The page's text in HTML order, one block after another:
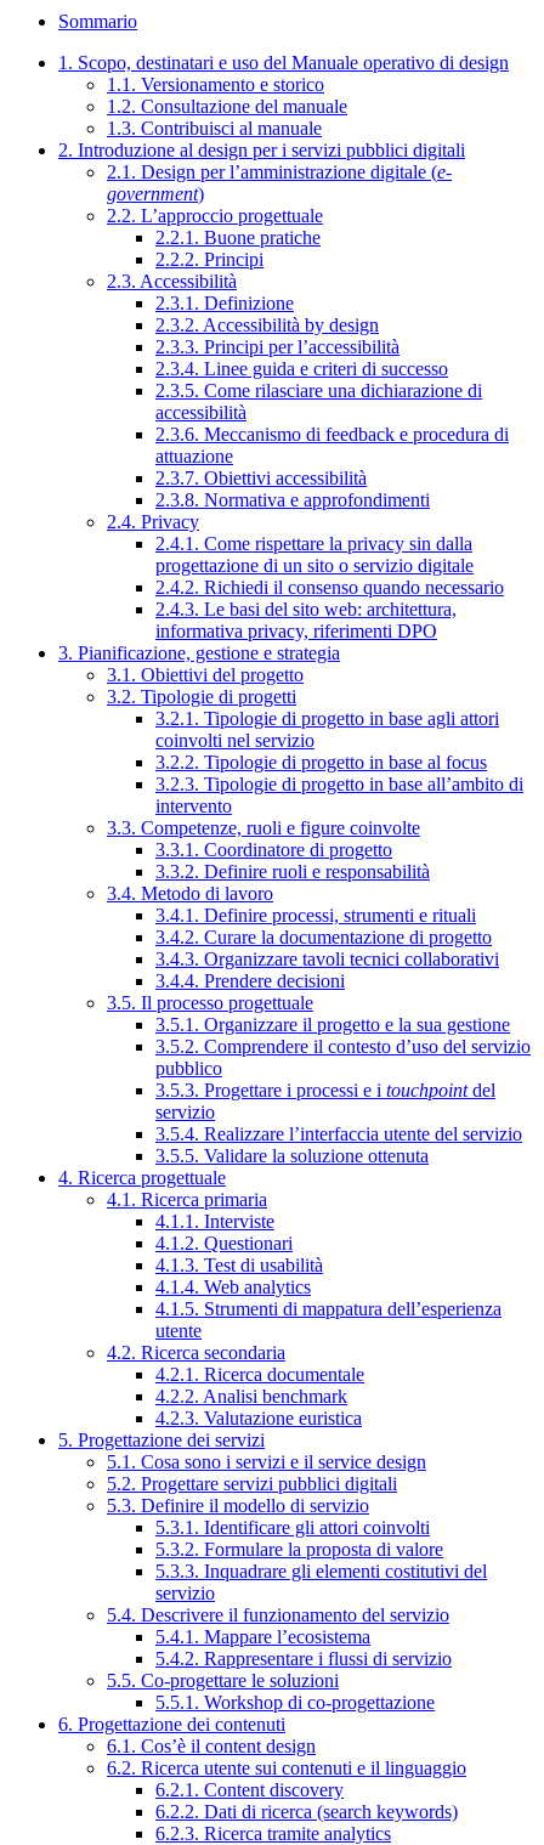
Sommario
1. Scopo, destinatari e uso del Manuale operativo di design
1.1. Versionamento e storico
1.2. Consultazione del manuale
1.3. Contribuisci al manuale
2. Introduzione al design per i servizi pubblici digitali
2.1. Design per l’amministrazione digitale (e-
government)
2.2. L’approccio progettuale
2.2.1. Buone pratiche
2.2.2. Principi
2.3. Accessibilità
2.3.1. Definizione
2.3.2. Accessibilità by design
2.3.3. Principi per l’accessibilità
2.3.4. Linee guida e criteri di successo
2.3.5. Come rilasciare una dichiarazione di
accessibilità
2.3.6. Meccanismo di feedback e procedura di
attuazione
2.3.7. Obiettivi accessibilità
2.3.8. Normativa e approfondimenti
2.4. Privacy
2.4.1. Come rispettare la privacy sin dalla
progettazione di un sito o servizio digitale
2.4.2. Richiedi il consenso quando necessario
2.4.3. Le basi del sito web: architettura,
informativa privacy, riferimenti DPO
3. Pianificazione, gestione e strategia
3.1. Obiettivi del progetto
3.2. Tipologie di progetti
3.2.1. Tipologie di progetto in base agli attori
coinvolti nel servizio
3.2.2. Tipologie di progetto in base al focus
3.2.3. Tipologie di progetto in base all’ambito di
intervento
3.3. Competenze, ruoli e figure coinvolte
3.3.1. Coordinatore di progetto
3.3.2. Definire ruoli e responsabilità
3.4. Metodo di lavoro
3.4.1. Definire processi, strumenti e rituali
3.4.2. Curare la documentazione di progetto
3.4.3. Organizzare tavoli tecnici collaborativi
3.4.4. Prendere decisioni
3.5. Il processo progettuale
3.5.1. Organizzare il progetto e la sua gestione
3.5.2. Comprendere il contesto d’uso del servizio
pubblico
3.5.3. Progettare i processi e i touchpointdel
servizio
3.5.4. Realizzare l’interfaccia utente del servizio
3.5.5. Validare la soluzione ottenuta
4. Ricerca progettuale
4.1. Ricerca primaria
4.1.1. Interviste
4.1.2. Questionari
4.1.3. Test di usabilità
4.1.4. Web analytics
4.1.5. Strumenti di mappatura dell’esperienza
utente
4.2. Ricerca secondaria
4.2.1. Ricerca documentale
4.2.2. Analisi benchmark
4.2.3. Valutazione euristica
5. Progettazione dei servizi
5.1. Cosa sono i servizi e il service design
5.2. Progettare servizi pubblici digitali
5.3. Definire il modello di servizio
5.3.1. Identificare gli attori coinvolti
5.3.2. Formulare la proposta di valore
5.3.3. Inquadrare gli elementi costitutivi del
servizio
5.4. Descrivere il funzionamento del servizio
5.4.1. Mappare l’ecosistema
5.4.2. Rappresentare i flussi di servizio
5.5. Co-progettare le soluzioni
5.5.1. Workshop di co-progettazione
6. Progettazione dei contenuti
6.1. Cos’è il content design
6.2. Ricerca utente sui contenuti e il linguaggio
6.2.1. Content discovery
6.2.2. Dati di ricerca (search keywords)
6.2.3. Ricerca tramite analytics